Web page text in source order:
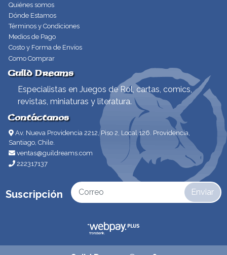
Quiénes somos
Dónde Estamos
Términos y Condiciones
Medios de Pago
Costo y Forma de Envíos
Como Comprar
Guild Dreams
Especialistas en Juegos de Rol, cartas, comics,
revistas, miniaturas y literatura.
Contáctanos
Av. Nueva Providencia 2212, Piso 2, Local 126. Providencia,
Santiago, Chile.
ventas@guildreams.com
222317137
Suscripción Enviar